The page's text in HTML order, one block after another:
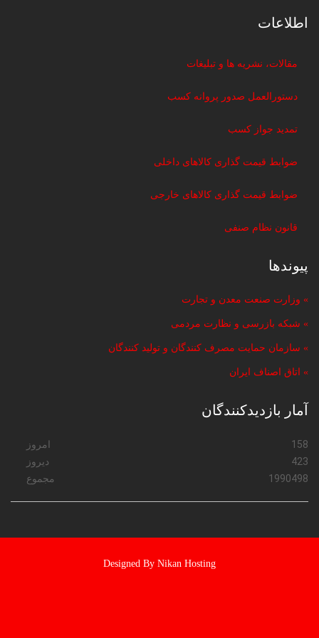
اطلاعات
مقالات، نشریه ها و تبلیغات
دستورالعمل صدور پروانه کسب
تمدید جواز کسب
ضوابط قیمت گذاری کالاهای داخلی
ضوابط قیمت گذاری کالاهای خارجی
قانون نظام صنفی
پیوندها
» وزارت صنعت معدن و تجارت
» شبکه بازرسی و نظارت مردمی
» سازمان حمایت مصرف کنندگان و تولید کنندگان
» اتاق اصناف ایران
آمار بازدیدکنندگان
امروز
158
دیروز
423
مجموع
1990498
Designed By Nikan Hosting